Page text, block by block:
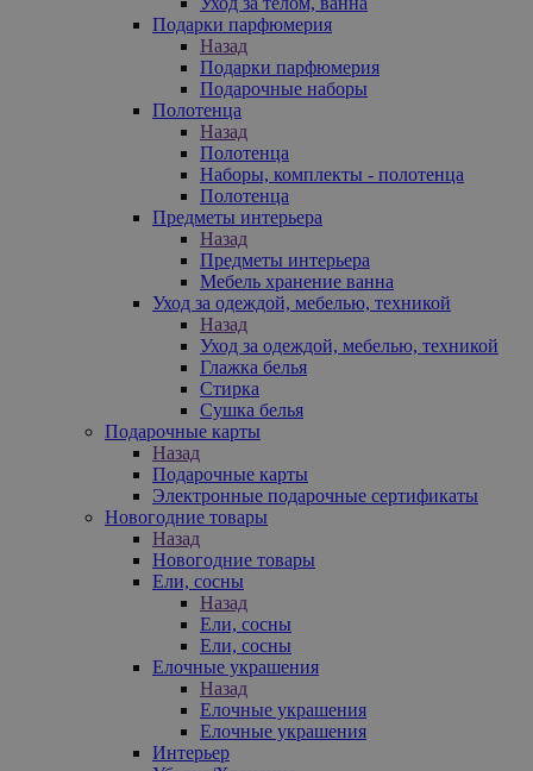
Подарки парфюмерия
Назад
Подарки парфюмерия
Подарочные наборы
Полотенца
Назад
Полотенца
Наборы, комплекты - полотенца
Полотенца
Предметы интерьера
Назад
Предметы интерьера
Мебель хранение ванна
Уход за одеждой, мебелью, техникой
Назад
Уход за одеждой, мебелью, техникой
Глажка белья
Стирка
Сушка белья
Подарочные карты
Назад
Подарочные карты
Электронные подарочные сертификаты
Новогодние товары
Назад
Новогодние товары
Ели, сосны
Назад
Ели, сосны
Ели, сосны
Елочные украшения
Назад
Елочные украшения
Елочные украшения
Интерьер